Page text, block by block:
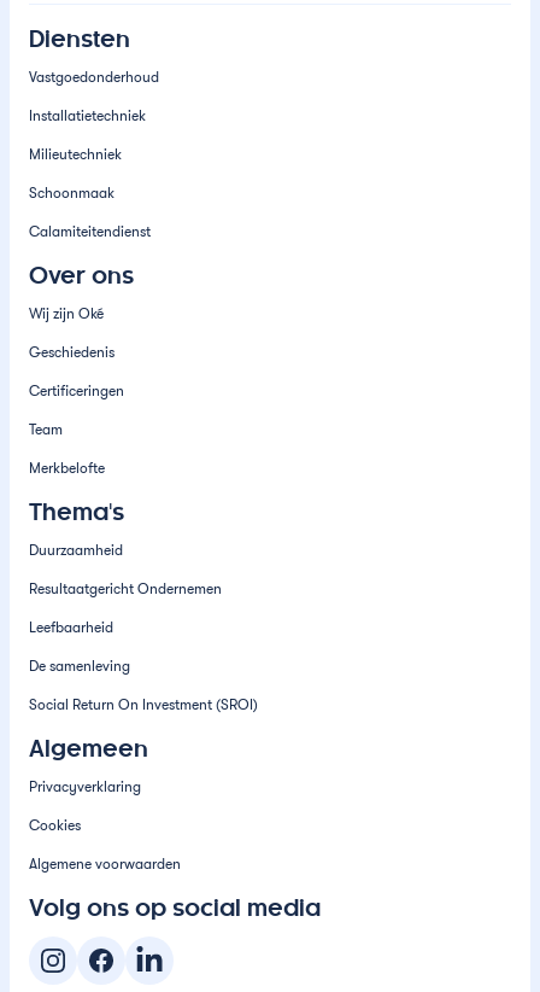
Diensten
Vastgoedonderhoud
Installatietechniek
Milieutechniek
Schoonmaak
Calamiteitendienst
Over ons
Wij zijn Oké
Geschiedenis
Certificeringen
Team
Merkbelofte
Thema's
Duurzaamheid
Resultaatgericht Ondernemen
Leefbaarheid
De samenleving
Social Return On Investment (SROI)
Algemeen
Privacyverklaring
Cookies
Algemene voorwaarden
Volg ons op social media
InstagramFacebookLinked-In